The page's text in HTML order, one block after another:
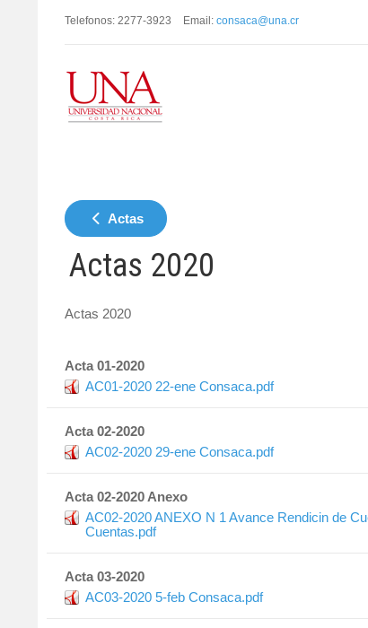
Telefonos: 2277-3923 Email: consaca@una.cr
Actas
Actas 2020
Actas 2020
Acta 01-2020
AC01-2020 22-ene Consaca.pdf
Acta 02-2020
AC02-2020 29-ene Consaca.pdf
Acta 02-2020 Anexo
AC02-2020 ANEXO N 1 Avance Rendicin de
Cuentas.pdf
Acta 03-2020
AC03-2020 5-feb Consaca.pdf